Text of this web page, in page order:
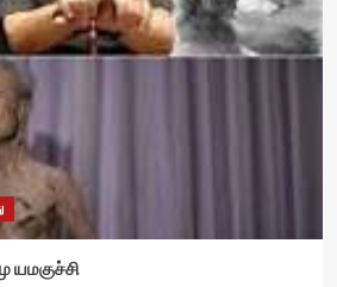
யமகுச்சி